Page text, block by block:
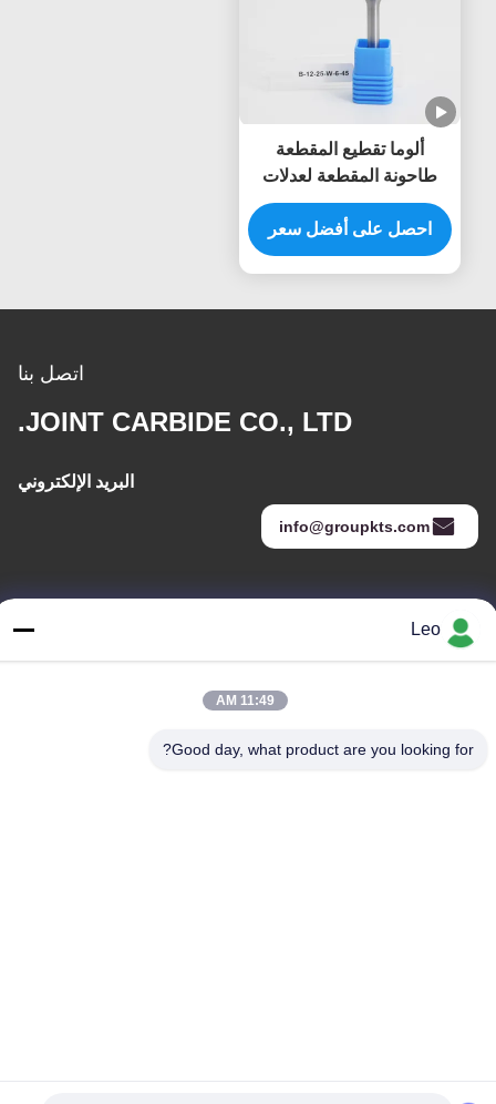
ألوما تقطيع المقطعة
طاحونة المقطعة لعدلات
الفولاذ المقاوم للصدأ إزالة
المعادن كاربيد بورس
احصل على أفضل سعر
اتصل بنا
JOINT CARBIDE CO., LTD.
البريد الإلكتروني
info@groupkts.com
العنوان
، تشنغدو ، سيتشوان ، الصين
الهاتف
Leo
11:49 AM
Good day, what product are you looking for?